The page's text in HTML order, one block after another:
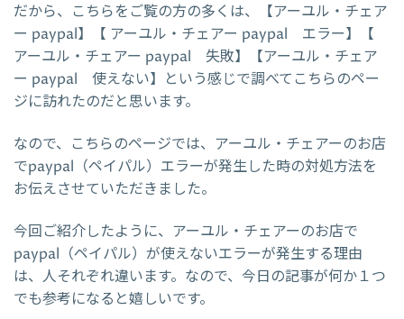
だから、こちらをご覧の方の多くは、【アーユル・チェア
ー paypal】【 アーユル・チェアー paypal エラー】【
アーユル・チェアー paypal 失敗】【アーユル・チェア
ー paypal 使えない】という感じで調べてこちらのペー
ジに訪れたのだと思います。
なので、こちらのページでは、アーユル・チェアーのお店
でpaypal（ペイパル）エラーが発生した時の対処方法を
お伝えさせていただきました。
今回ご紹介したように、アーユル・チェアーのお店で
paypal（ペイパル）が使えないエラーが発生する理由
は、人それぞれ違います。なので、今日の記事が何か１つ
でも参考になると嬉しいです。